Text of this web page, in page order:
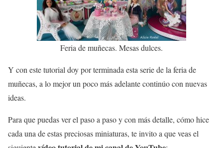
Feria de muñecas. Mesas dulces.
Y con este tutorial doy por terminada esta serie de la feria de
muñecas, a lo mejor un poco más adelante continúo con nuevas
ideas.
Para que puedas ver el paso a paso y con más detalle, cómo hice
cada una de estas preciosas miniaturas, te invito a que veas el